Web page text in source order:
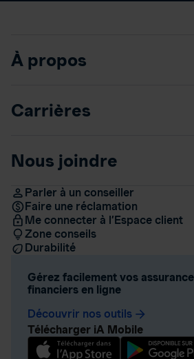
À propos
Carrières
Nous joindre
Parler à un conseiller
Faire une réclamation
Me connecter à l’Espace client
Zone conseils
Durabilité
Gérez facilement vos
financiers en ligne
Découvrir nos outils arrow_forward
Télécharger iA Mobile